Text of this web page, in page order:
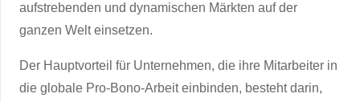
aufstrebenden und dynamischen Märkten auf der
ganzen Welt einsetzen.
Der Hauptvorteil für Unternehmen, die ihre Mitarbeiter in
die globale Pro-Bono-Arbeit einbinden, besteht darin,